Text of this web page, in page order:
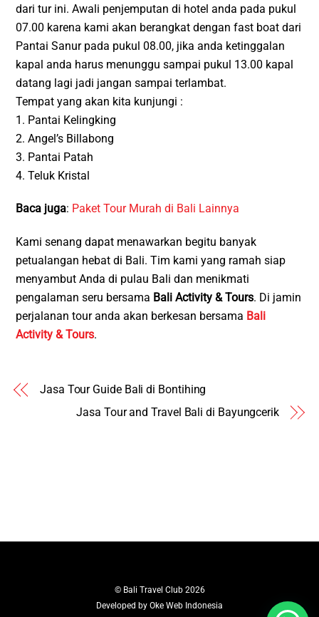
dari tur ini. Awali penjemputan di hotel anda pada pukul
07.00 karena kami akan berangkat dengan fast boat dari
Pantai Sanur pada pukul 08.00, jika anda ketinggalan
kapal anda harus menunggu sampai pukul 13.00 kapal
datang lagi jadi jangan sampai terlambat.
Tempat yang akan kita kunjungi :
1. Pantai Kelingking
2. Angel’s Billabong
3. Pantai Patah
4. Teluk Kristal
Baca juga: Paket Tour Murah di Bali Lainnya
Kami senang dapat menawarkan begitu banyak
petualangan hebat di Bali. Tim kami yang ramah siap
menyambut Anda di pulau Bali dan menikmati
pengalaman seru bersama Bali Activity & Tours. Di jamin
perjalanan tour anda akan berkesan bersama Bali
Activity & Tours.
Jasa Tour Guide Bali di Bontihing
Jasa Tour and Travel Bali di Bayungcerik
© Bali Travel Club2026
Developed by Oke Web Indonesia